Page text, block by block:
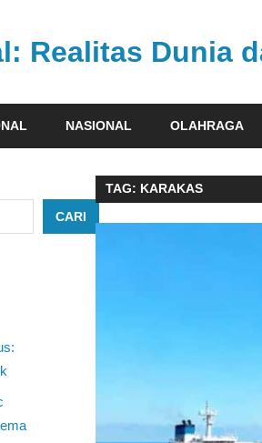
Realitas Dunia
NASIONAL OLAHRAGA
TAG: KARAKAS
CARI